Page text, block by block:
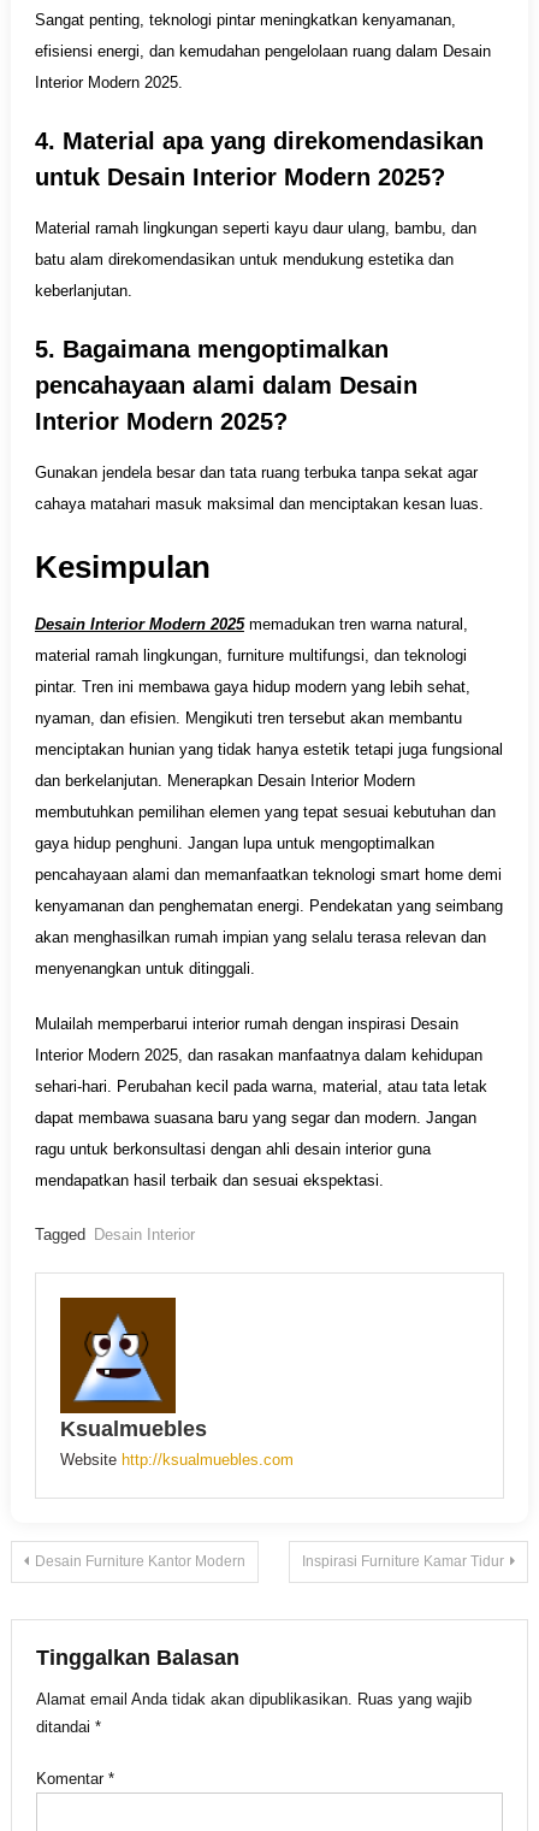
Sangat penting, teknologi pintar meningkatkan kenyamanan,
efisiensi energi, dan kemudahan pengelolaan ruang dalam Desain
Interior Modern 2025.
4. Material apa yang direkomendasikan
untuk Desain Interior Modern 2025?
Material ramah lingkungan seperti kayu daur ulang, bambu, dan
batu alam direkomendasikan untuk mendukung estetika dan
keberlanjutan.
5. Bagaimana mengoptimalkan
pencahayaan alami dalam Desain
Interior Modern 2025?
Gunakan jendela besar dan tata ruang terbuka tanpa sekat agar
cahaya matahari masuk maksimal dan menciptakan kesan luas.
Kesimpulan
Desain Interior Modern 2025memadukan tren warna natural,
material ramah lingkungan, furniture multifungsi, dan teknologi
pintar. Tren ini membawa gaya hidup modern yang lebih sehat,
nyaman, dan efisien. Mengikuti tren tersebut akan membantu
menciptakan hunian yang tidak hanya estetik tetapi juga fungsional
dan berkelanjutan. Menerapkan Desain Interior Modern
membutuhkan pemilihan elemen yang tepat sesuai kebutuhan dan
gaya hidup penghuni. Jangan lupa untuk mengoptimalkan
pencahayaan alami dan memanfaatkan teknologi smart home demi
kenyamanan dan penghematan energi. Pendekatan yang seimbang
akan menghasilkan rumah impian yang selalu terasa relevan dan
menyenangkan untuk ditinggali.
Mulailah memperbarui interior rumah dengan inspirasi Desain
Interior Modern 2025, dan rasakan manfaatnya dalam kehidupan
sehari-hari. Perubahan kecil pada warna, material, atau tata letak
dapat membawa suasana baru yang segar dan modern. Jangan
ragu untuk berkonsultasi dengan ahli desain interior guna
mendapatkan hasil terbaik dan sesuai ekspektasi.
Tagged Desain Interior
Ksualmuebles
Website http://ksualmuebles.com
Navigasi
pos
Desain Furniture Kantor Modern Inspirasi Furniture Kamar Tidur
Tinggalkan Balasan
Alamat email Anda tidak akan dipublikasikan.
Ruas yang wajib
ditandai *
Komentar *